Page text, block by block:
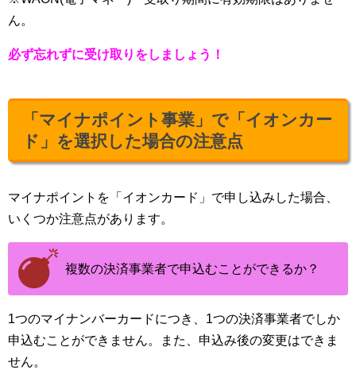
ん。
必ず忘れずに受け取りをしましょう！
「マイナポイント事業」で「イオンカー
ド」を選択した場合の注意点
マイナポイントを「イオンカード」で申し込みした場合、
いくつか注意点があります。
複数の決済事業者で申込むことができるか？
1つのマイナンバーカードにつき、1つの決済事業者でしか
申込むことができません。また、申込み後の変更はできま
せん。